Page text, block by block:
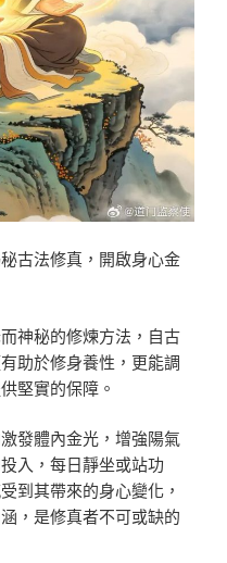
古法修真，開啟身心金
神秘的修煉方法，自古
助於修身養性，更能調
堅實的保障。
發體內金光，增強陽氣
入，每日靜坐或站功
到其帶來的身心變化，
，是修真者不可或缺的